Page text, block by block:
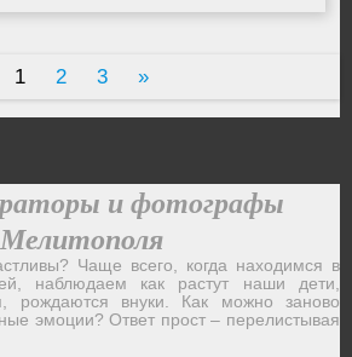
1 2 3 »
и фотографы
Мелитополя
Чаще всего, когда находимся в
наблюдаем как растут наши дети,
рождаются внуки. Как можно заново
эмоции? Ответ прост – перелистывая